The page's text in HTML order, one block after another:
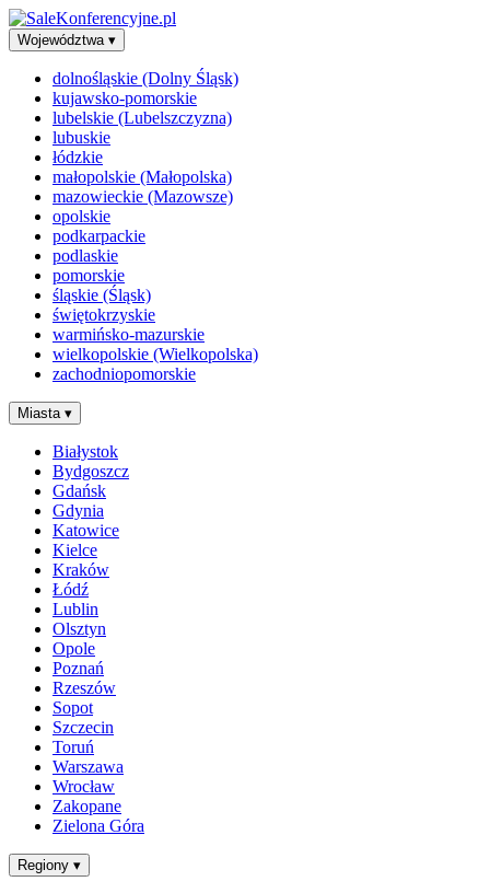
Województwa ▾
dolnośląskie (Dolny Śląsk)
kujawsko-pomorskie
lubelskie (Lubelszczyzna)
lubuskie
łódzkie
małopolskie (Małopolska)
mazowieckie (Mazowsze)
opolskie
podkarpackie
podlaskie
pomorskie
śląskie (Śląsk)
świętokrzyskie
warmińsko-mazurskie
wielkopolskie (Wielkopolska)
zachodniopomorskie
Miasta ▾
Białystok
Bydgoszcz
Gdańsk
Gdynia
Katowice
Kielce
Kraków
Łódź
Lublin
Olsztyn
Opole
Poznań
Rzeszów
Sopot
Szczecin
Toruń
Warszawa
Wrocław
Zakopane
Zielona Góra
Regiony ▾